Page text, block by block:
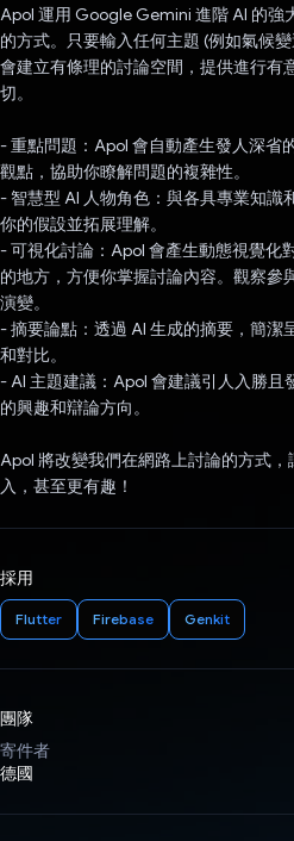
Apol 運用 Google Gemini 進階 AI 的強
的方式。只要輸入任何主題 (例如氣候
會建立有條理的討論空間，提供進行有
切。
- 重點問題：Apol 會自動產生發人深省
觀點，協助你瞭解問題的複雜性。
- 智慧型 AI 人物角色：與各具專業知識
你的假設並拓展理解。
- 可視化討論：Apol 會產生動態視覺化
的地方，方便你掌握討論內容。觀察參
演變。
- 摘要論點：透過 AI 生成的摘要，簡潔
和對比。
- AI 主題建議：Apol 會建議引人入勝且
的興趣和辯論方向。
Apol 將改變我們在網路上討論的方式
入，甚至更有趣！
採用
Flutter Firebase Genkit
團隊
寄件者
德國